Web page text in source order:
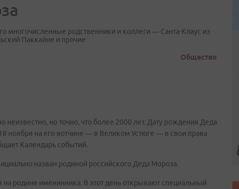
многочисленные родственники и коллеги — Санта-Клаус из
Паккайне и прочие
Общество
но точно, что более 2000 лет. Дату рождения Деда
ноября на его вотчине — в Великом Устюге — в свои права
Календарь событий.
назван родиной российского Деда Мороза.
на родине именинника. В этот день открывают специальный